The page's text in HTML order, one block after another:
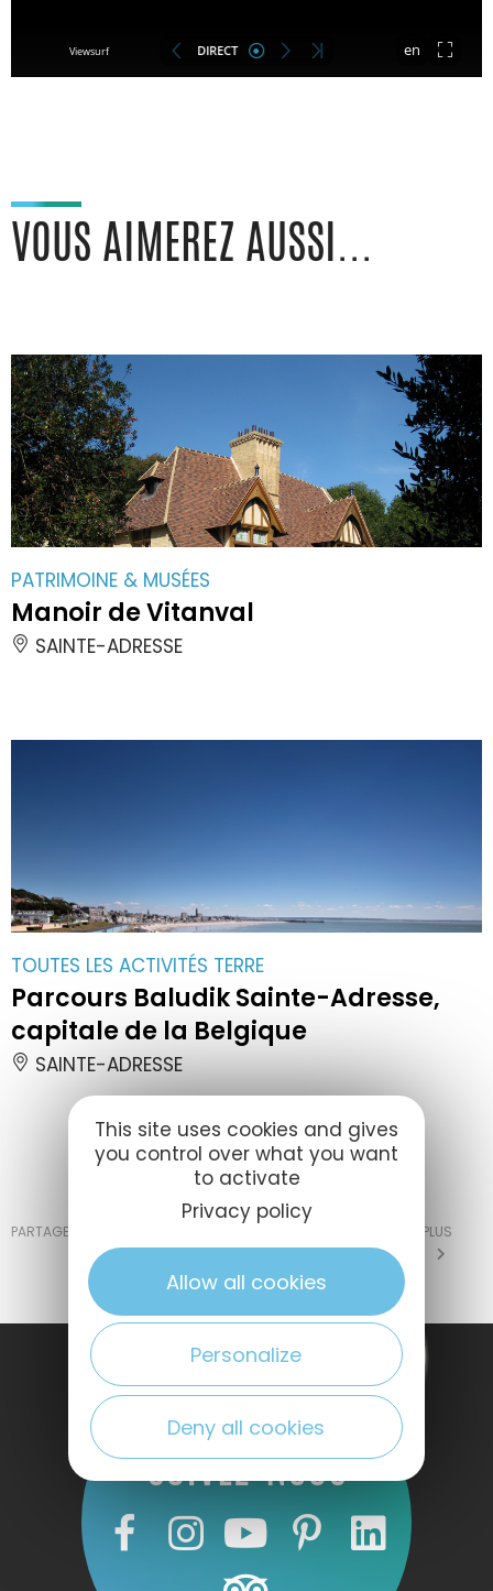
VOUS AIMEREZ AUSSI...
PATRIMOINE & MUSÉES
Manoir de Vitanval
SAINTE-ADRESSE
TOUTES LES ACTIVITÉS TERRE
Parcours Baludik Sainte-Adresse,
capitale de la Belgique
SAINTE-ADRESSE
PARTAGER:
FACEBOOK
TWITTER MESSENGER
PLUS
SUIVEZ-NOUS
This site uses cookies and gives
you control over what you want
to activate
Privacy policy
Allow all cookies
Personalize
Deny all cookies